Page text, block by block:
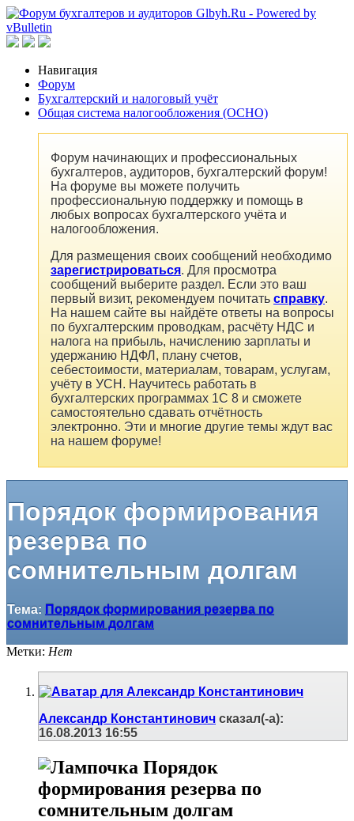
Навигация
Форум
Бухгалтерский и налоговый учёт
Общая система налогообложения (ОСНО)
Форум начинающих и профессиональных
бухгалтеров, аудиторов, бухгалтерский форум!
На форуме вы можете получить
профессиональную поддержку и помощь в
любых вопросах бухгалтерского учёта и
налогообложения.
Для размещения своих сообщений необходимо
зарегистрироваться. Для просмотра
сообщений выберите раздел. Если это ваш
первый визит, рекомендуем почитать справку.
На нашем сайте вы найдёте ответы на вопросы
по бухгалтерским проводкам, расчёту НДС и
налога на прибыль, начислению зарплаты и
удержанию НДФЛ, плану счетов,
себестоимости, материалам, товарам, услугам,
учёту в УСН. Научитесь работать в
бухгалтерских программах 1С 8 и сможете
самостоятельно сдавать отчётность
электронно. Эти и многие другие темы ждут вас
на нашем форуме!
Порядок формирования
резерва по
сомнительным долгам
Тема: Порядок формирования резерва по
сомнительным долгам
Метки: Нет
Александр Константинович сказал(-а):
16.08.2013 16:55
Порядок
формирования резерва по
сомнительным долгам